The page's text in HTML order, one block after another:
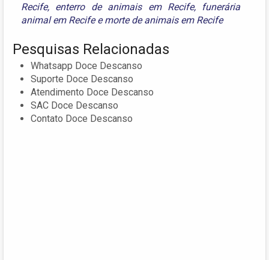
Recife, enterro de animais em Recife, funerária
animal em Recifeemorte de animais em Recife
Pesquisas Relacionadas
Whatsapp Doce Descanso
Suporte Doce Descanso
Atendimento Doce Descanso
SAC Doce Descanso
Contato Doce Descanso